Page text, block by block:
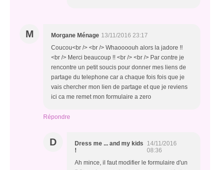
M Morgane Ménage 13/11/2016 23:17
Coucou<br /> <br /> Whaoooouh alors la jadore !!
<br /> Merci beaucoup !! <br /> <br /> Par contre je
rencontre un petit soucis pour donner mes liens de
partage du telephone car a chaque fois fois que je
vais chercher mon lien de partage et que je reviens
ici ca me remet mon formulaire a zero
Répondre
D
Dress me ... and my kids
!
14/11/2016
08:36
Ah mince, il faut modifier le formulaire d'un